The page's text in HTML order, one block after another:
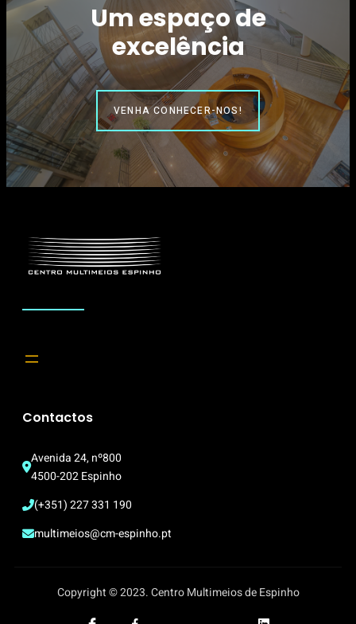
Um espaço de
excelência
VENHA CONHECER-NOS!
Contactos
Avenida 24, nº800
4500-202 Espinho
(+351) 227 331 190
multimeios@cm-espinho.pt
Copyright © 2023. Centro Multimeios de Espinho